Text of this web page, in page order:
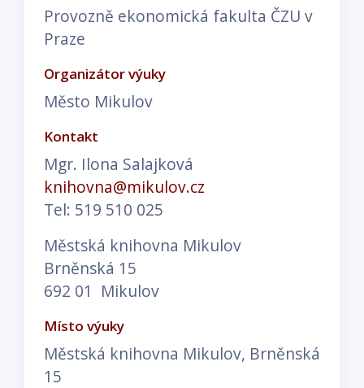
Provozně ekonomická fakulta ČZU v
Praze
Organizátor výuky
Město Mikulov
Kontakt
Mgr. Ilona Salajková
knihovna@mikulov.cz
Tel: 519 510 025
Městská knihovna Mikulov
Brněnská 15
692 01 Mikulov
Místo výuky
Městská knihovna Mikulov, Brněnská
15